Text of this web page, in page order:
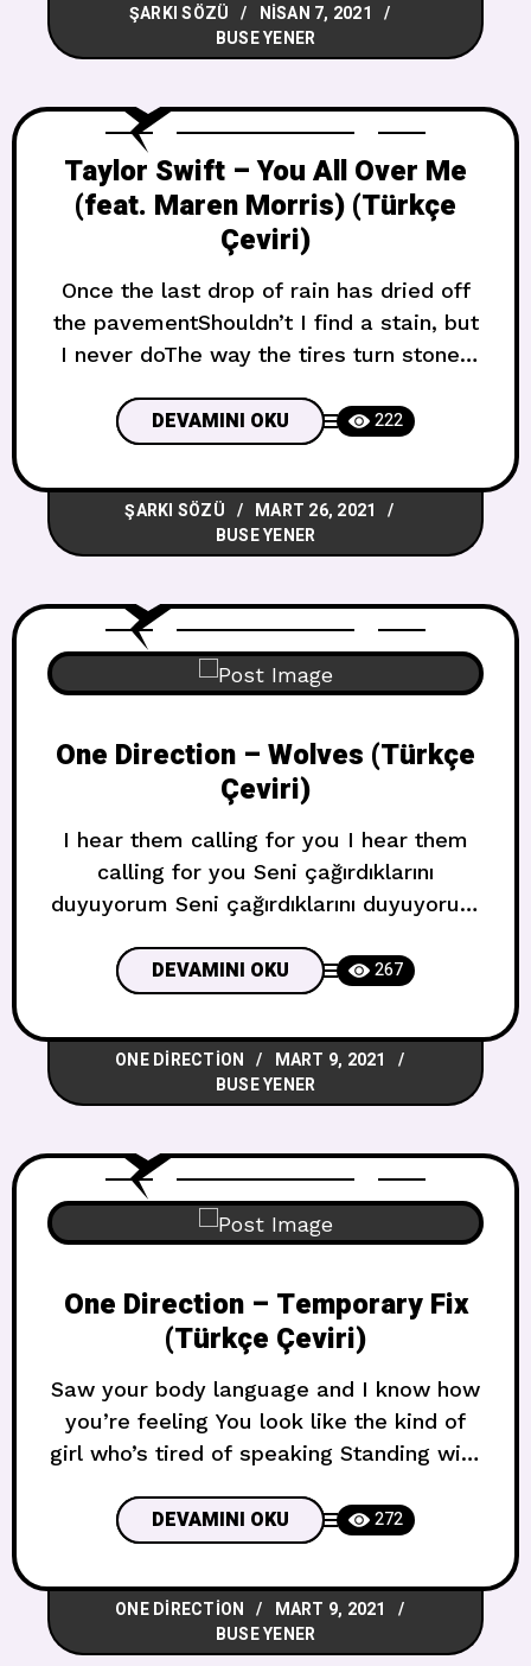
“Gözlerime baktın ve bana asla
gitmeyeceğini söyledin”Her şey
ŞARKI SÖZÜ
NISAN 7, 2021
BUSE YENER
Taylor Swift – You All Over Me
(feat. Maren Morris) (Türkçe
Çeviri)
Once the last drop of rain has dried off
the pavementShouldn’t I find a stain, but
I never doThe way the tires turn stones
underneath, reminds me of youYou find
graffiti on the walls of old bathroom
stallsYou know, you can scratch it right
off, it’s how it
DEVAMINI OKU 222
ŞARKI SÖZÜ
MART 26, 2021
BUSE YENER
One Direction – Wolves (Türkçe
Çeviri)
I hear them calling for you I hear them
calling for you Seni çağırdıklarını
duyuyorum Seni çağırdıklarını duyuyorum
rush inside I can’t control Your eyes keep
pulling me in I know, I know, I know Your
friends all talking ’bout me They say I
got no chance
DEVAMINI OKU 267
ONE DIRECTION
MART 9, 2021
BUSE YENER
One Direction – Temporary Fix
(Türkçe Çeviri)
Saw your body language and I know how
you’re feeling You look like the kind of
girl who’s tired of speaking Standing with
like You caught my attention, you were
looking at me first Saw that I can teach
you, waking up in my t-shirt If you’re not
DEVAMINI OKU 272
ONE DIRECTION
MART 9, 2021
BUSE YENER